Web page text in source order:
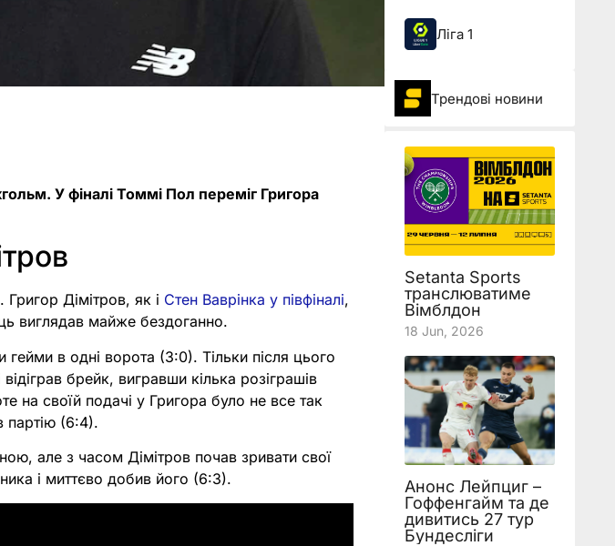
У фіналі Томмі Пол переміг Григора
Дімітров, як і Стен Ваврінка у півфіналі,
виглядав майже бездоганно.
в одні ворота (3:0). Тільки після цього
брейк, вигравши кілька розіграшів
на своїй подачі у Григора було не все так
партію (6:4).
але з часом Дімітров почав зривати свої
і миттєво добив його (6:3).
Ліга 1
Трендові новини
Setanta Sports
транслюватиме
Вімблдон
18 Jun, 2026
Анонс Лейпциг –
Гоффенгайм та де
дивитись 27 тур
Бундесліги